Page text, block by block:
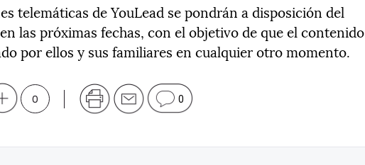
telemáticas de YouLead se pondrán a disposición del
las próximas fechas, con el objetivo de que el contenido
por ellos y sus familiares en cualquier otro momento.
0 0